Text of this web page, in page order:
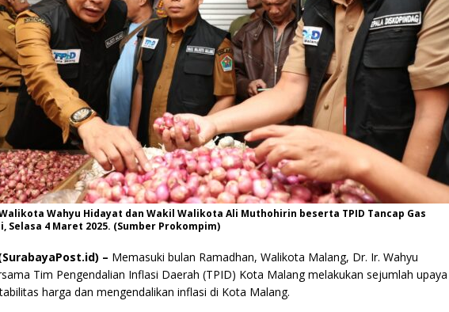
Wahyu Hidayat dan Wakil Walikota Ali Muthohirin beserta TPID Tancap Gas
Selasa 4 Maret 2025. (Sumber Prokompim)
– Memasuki bulan Ramadhan, Walikota Malang, Dr. Ir. Wahyu
Tim Pengendalian Inflasi Daerah (TPID) Kota Malang melakukan sejumlah upaya
harga dan mengendalikan inflasi di Kota Malang.